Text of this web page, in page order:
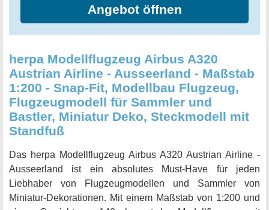
Angebot öffnen
herpa Modellflugzeug Airbus A320
Austrian Airline - Ausseerland - Maßstab
1:200 - Snap-Fit, Modellbau Flugzeug,
Flugzeugmodell für Sammler und
Bastler, Miniatur Deko, Steckmodell mit
Standfuß
Das herpa Modellflugzeug Airbus A320 Austrian Airline -
Ausseerland ist ein absolutes Must-Have für jeden
Liebhaber von Flugzeugmodellen und Sammler von
Miniatur-Dekorationen. Mit einem Maßstab von 1:200 und